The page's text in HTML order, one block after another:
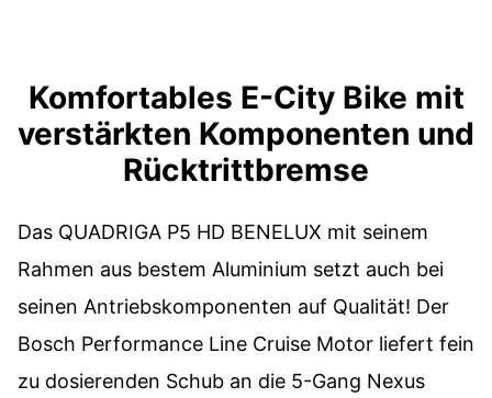
Komfortables E-City Bike mit
verstärkten Komponenten und
Rücktrittbremse
Das QUADRIGA P5 HD BENELUX mit seinem
Rahmen aus bestem Aluminium setzt auch bei
seinen Antriebskomponenten auf Qualität! Der
Bosch Performance Line Cruise Motor liefert fein
zu dosierenden Schub an die 5-Gang Nexus